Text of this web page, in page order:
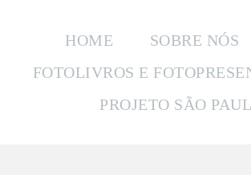
HOME SOBRE NÓS
FOTOLIVROS E
PROJETO SÃO